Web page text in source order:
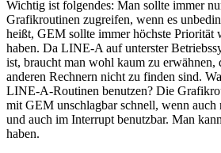
Wichtig ist folgendes: Man sollte immer
Grafikroutinen zugreifen, wenn es
heißt, GEM sollte immer höchste Priorität
haben. Da LINE-A auf unterster
ist, braucht man wohl kaum zu erwähnen,
anderen Rechnern nicht zu finden sind.
LINE-A-Routinen benutzen? Die
mit GEM unschlagbar schnell, wenn auch
und auch im Interrupt benutzbar. Man
haben.